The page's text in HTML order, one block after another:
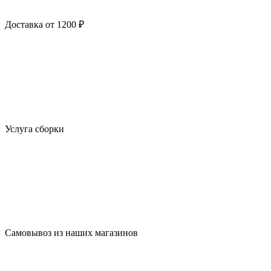
Доставка от 1200 ₽
Услуга сборки
Самовывоз из наших магазинов